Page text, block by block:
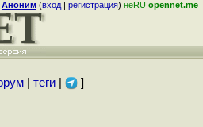
Аноним(вход|регистрация)неRUopennet.me
| теги| ]